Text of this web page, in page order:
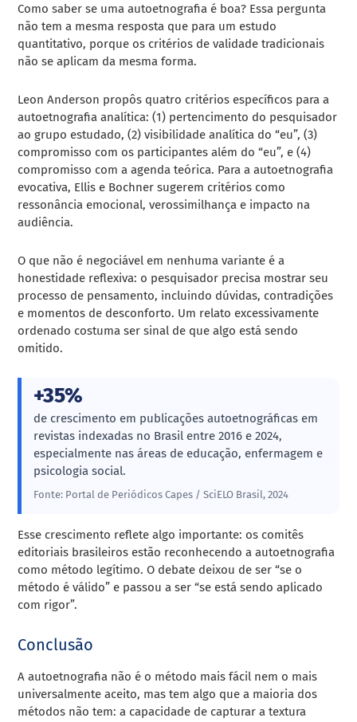
Como saber se uma autoetnografia é boa? Essa pergunta
não tem a mesma resposta que para um estudo
quantitativo, porque os critérios de validade tradicionais
não se aplicam da mesma forma.
Leon Anderson propôs quatro critérios específicos para a
autoetnografia analítica: (1) pertencimento do pesquisador
ao grupo estudado, (2) visibilidade analítica do “eu”, (3)
compromisso com os participantes além do “eu”, e (4)
compromisso com a agenda teórica. Para a autoetnografia
evocativa, Ellis e Bochner sugerem critérios como
ressonância emocional, verossimilhança e impacto na
audiência.
O que não é negociável em nenhuma variante é a
honestidade reflexiva: o pesquisador precisa mostrar seu
processo de pensamento, incluindo dúvidas, contradições
e momentos de desconforto. Um relato excessivamente
ordenado costuma ser sinal de que algo está sendo
omitido.
+35%
de crescimento em publicações autoetnográficas em
revistas indexadas no Brasil entre 2016 e 2024,
especialmente nas áreas de educação, enfermagem e
psicologia social.
Fonte: Portal de Periódicos Capes / SciELO Brasil, 2024
Esse crescimento reflete algo importante: os comitês
editoriais brasileiros estão reconhecendo a autoetnografia
como método legítimo. O debate deixou de ser “se o
método é válido” e passou a ser “se está sendo aplicado
com rigor”.
Conclusão
A autoetnografia não é o método mais fácil nem o mais
universalmente aceito, mas tem algo que a maioria dos
métodos não tem: a capacidade de capturar a textura